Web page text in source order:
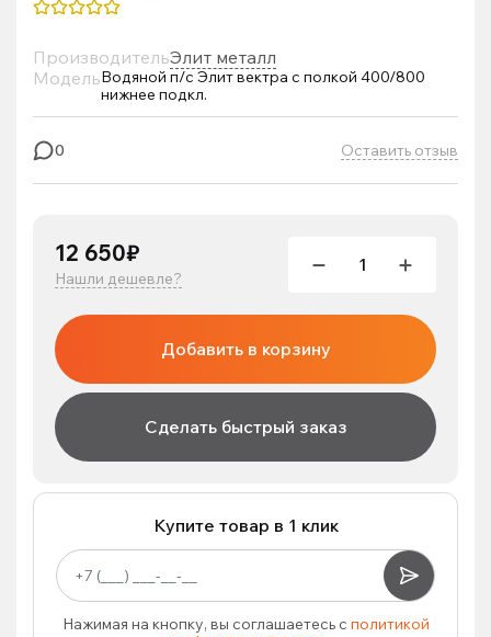
ПроизводительЭлит металл
МодельВодяной п/с Элит вектра с полкой 400/800
нижнее подкл.
0 Оставить отзыв
12 650₽
Нашли дешевле?
Добавить в корзину
Сделать быстрый заказ
Купите товар в 1 клик
Нажимая на кнопку, вы соглашаетесь с политикой